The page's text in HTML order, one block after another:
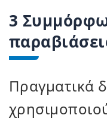
3
Πραγματικά